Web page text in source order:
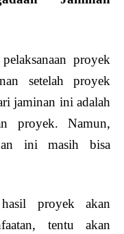
proyek
setelah proyek
jaminan ini adalah
proyek. Namun,
ini masih bisa
proyek akan
tentu akan